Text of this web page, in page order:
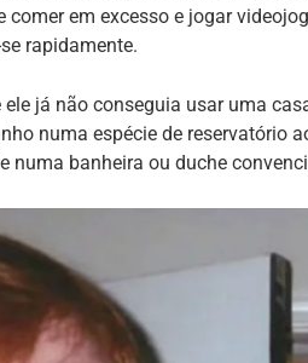
em excesso e jogar
rapidamente.
já não conseguia usar uma
numa espécie de reservatório
numa banheira ou duche